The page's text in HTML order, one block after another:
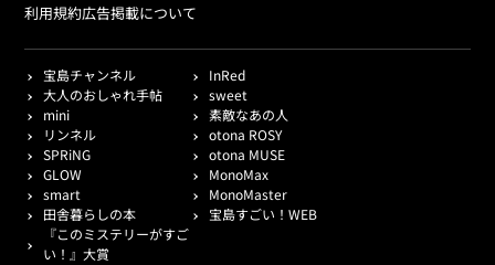
利用規約広告掲載について
宝島チャンネル
InRed
大人のおしゃれ手帖
sweet
mini
素敵なあの人
リンネル
otona ROSY
SPRiNG
otona MUSE
GLOW
MonoMax
smart
MonoMaster
田舎暮らしの本
宝島すごい！WEB
『このミステリーがすご
い！』大賞